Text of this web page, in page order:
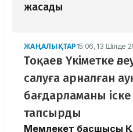
жасады
ЖАҢАЛЫҚТАР 15:06, 13 Шілде
Тоқаев Үкіметке
салуға арналған
бағдарламаны
тапсырды
Мемлекет басшысы